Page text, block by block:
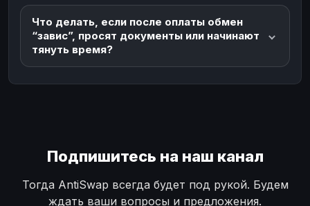
Что делать, если после оплаты обмен
“завис”, просят документы или начинают
тянуть время?
Подпишитесь на наш канал
Тогда AntiSwap всегда будет под рукой. Будем
ждать ваши вопросы и предложения.